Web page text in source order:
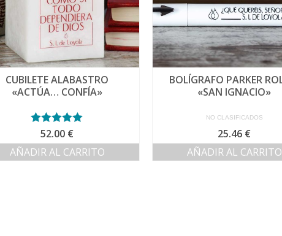
CUBILETE ALABASTRO
«ACTÚA… CONFÍA»
Valorado con
5.00de 5
52.00 €
AÑADIR AL CARRITO
BOLÍGRAFO PARKER
«SAN IGNACIO»
NO CLASIFICADOS
25.46 €
AÑADIR AL CARRITO